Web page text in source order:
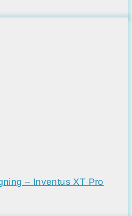
– Inventus XT Pro